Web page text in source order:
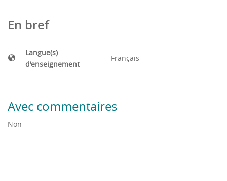
En bref
Langue(s)
d'enseignement
Français
Avec commentaires
Non